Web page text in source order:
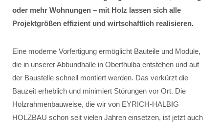
oder mehr Wohnungen – mit Holz lassen sich alle
Projektgrößen effizient und wirtschaftlich realisieren.
Eine moderne Vorfertigung ermöglicht Bauteile und Module,
die in unserer Abbundhalle in Oberthulba entstehen und auf
der Baustelle schnell montiert werden. Das verkürzt die
Bauzeit erheblich und minimiert Störungen vor Ort. Die
Holzrahmenbauweise, die wir von EYRICH-HALBIG
HOLZBAU schon seit vielen Jahren einsetzen, ist jetzt auch